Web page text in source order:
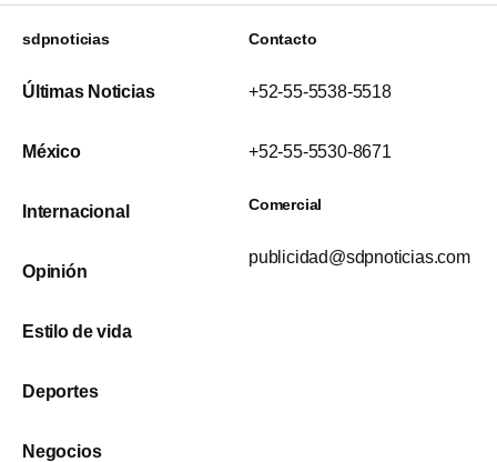
sdpnoticias
Últimas Noticias
México
Internacional
Opinión
Estilo de vida
Deportes
Negocios
Contacto
+52-55-5538-5518
+52-55-5530-8671
Comercial
publicidad@sdpnoticias.com